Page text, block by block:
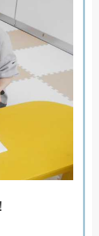
！